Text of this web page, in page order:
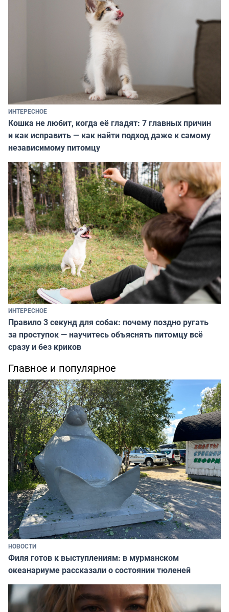
ИНТЕРЕСНОЕ
Кошка не любит, когда её гладят: 7 главных причин
и как исправить — как найти подход даже к самому
независимому питомцу
ИНТЕРЕСНОЕ
Правило 3 секунд для собак: почему поздно ругать
за проступок — научитесь объяснять питомцу всё
сразу и без криков
Главное и популярное
НОВОСТИ
Филя готов к выступлениям: в мурманском
океанариуме рассказали о состоянии тюленей